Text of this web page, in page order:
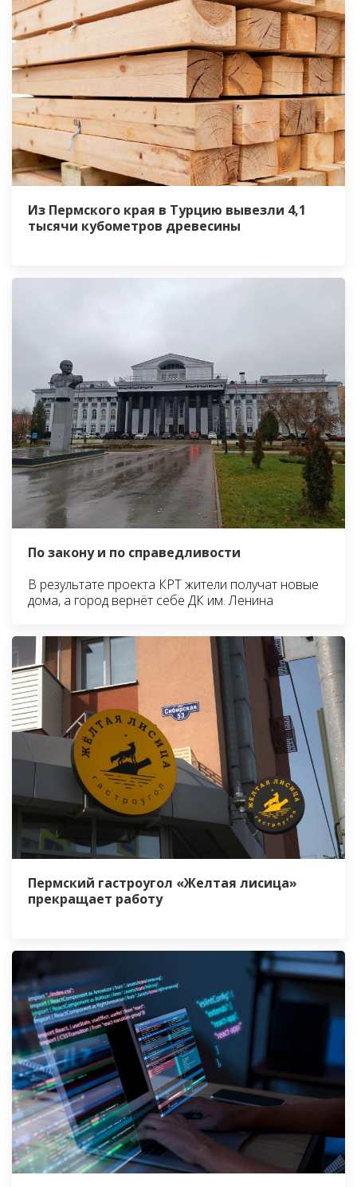
Из Пермского края в Турцию вывезли 4,1
тысячи кубометров древесины
По закону и по справедливости
В результате проекта КРТ жители получат новые
дома, а город вернёт себе ДК им. Ленина
Пермский гастроугол «Желтая лисица»
прекращает работу